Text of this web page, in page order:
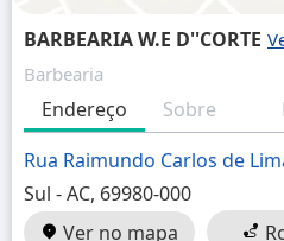
BARBEARIA W.E D''CORTE
Barbearia
Endereço Sobre
Rua Raimundo Carlos de
Sul - AC, 69980-000
Ver no mapa